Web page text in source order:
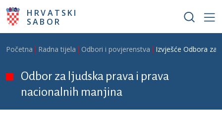
Skoči na glavni sadržaj
HRVATSKI
SABOR
Breadcrumb
Početna Radna tijela Odbori i povjerenstva Izvješće Odbora za
Odbor za ljudska prava i prava
nacionalnih manjina